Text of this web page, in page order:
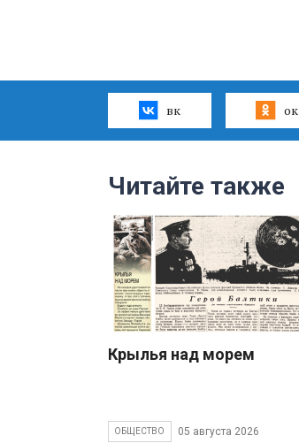
вк ок
Читайте также
Крылья над морем
ОБЩЕСТВО 05 августа 2026